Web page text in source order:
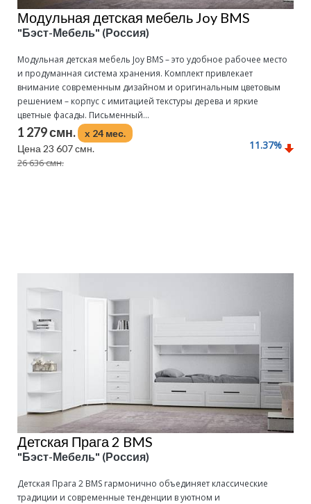
Модульная детская мебель Joy BMS
"Бэст-Мебель" (Россия)
Модульная детская мебель Joy BMS – это удобное рабочее место
и продуманная система хранения. Комплект привлекает
внимание современным дизайном и оригинальным цветовым
решением – корпус с имитацией текстуры дерева и яркие
цветные фасады. Письменный...
1 279 смн.
x 24 мес.
Цена 23 607 смн.
26 636 смн.
11.37%
Детская Прага 2 BMS
"Бэст-Мебель" (Россия)
Детская Прага 2 BMS гармонично объединяет классические
традиции и современные тенденции в уютном и